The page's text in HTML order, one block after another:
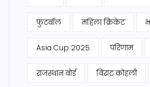
फुटबॉल महिला क्रिकेट
Asia Cup 2025 परिणाम
राजस्थान बोर्ड विराट कोहली